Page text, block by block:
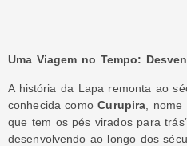
Uma Viagem no Tempo:
A história da Lapa remonta ao
conhecida comoCurupira ,
que tem os pés virados para
desenvolvendo ao longo dos